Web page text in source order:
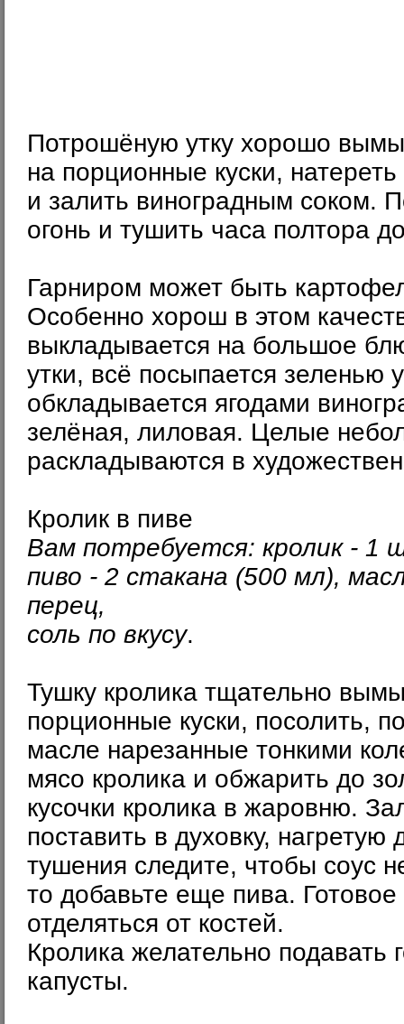
Потрошёную утку хорошо
на порционные куски,
и залить виноградным соком.
огонь и тушить часа полтора
Гарниром может быть
Особенно хорош в этом
выкладывается на большое
утки, всё посыпается зеленью
обкладывается ягодами
зелёная, лиловая. Целые
раскладываются в
Кролик в пиве
Вам потребуется: кролик -
пиво - 2 стакана (500 мл),
перец,
соль по вкусу.
Тушку кролика тщательно
порционные куски, посолить,
масле нарезанные тонкими
мясо кролика и обжарить до
кусочки кролика в жаровню.
поставить в духовку,
тушения следите, чтобы соус
то добавьте еще пива.
отделяться от костей.
Кролика желательно подавать
капусты.